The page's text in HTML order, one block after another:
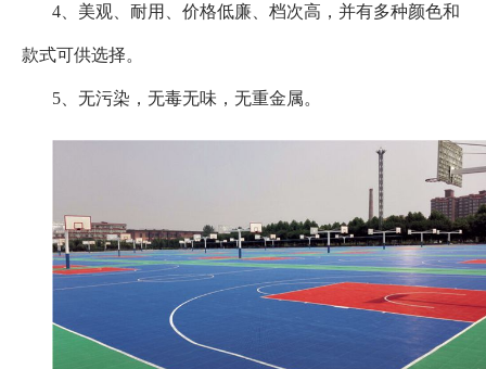
4 、美观、耐用、价格低廉、档次高，并有多种颜色和
款式可供选择。
5 、无污染， 无毒无味，无重金属。